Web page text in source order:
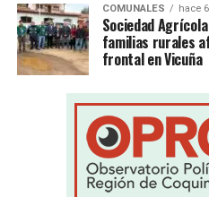
COMUNALES hace
Sociedad
familias rurales
frontal en Vicuña